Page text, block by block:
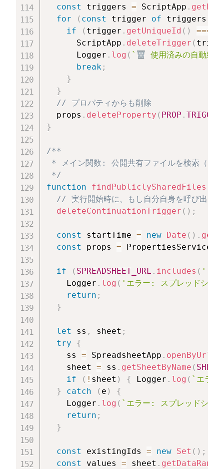
const triggers = ScriptApp .
for
( const trigger of triggers
if
( trigger . getUniqueId ( ) ===
      ScriptApp
. deleteTrigger (
      Logger
. log ( `
使用済みの自動継
break ;
}
}
// プロパティからも削除
  props
. deleteProperty ( PROP .
}
/**
* メイン関数: 公開共有ファイルを検索（自動
*/
function
findPubliclySharedFiles
// 実行開始時に、もし自分自身を呼び出し
deleteContinuationTrigger ( ) ;
const startTime = new Date ( ) .
const
props = PropertiesService
if ( SPREADSHEET_URL . includes ( '【'
    Logger
. log ( 'エラー: スプレッドシー
return ;
}
let ss , sheet ;
try
{
    ss
= SpreadsheetApp . openByUrl
    sheet
= ss . getSheetByName (
if
( ! sheet ) { Logger . log ( ` エラ
}
catch ( e )
{
    Logger
. log ( ` エラー: スプレッドシー
return ;
}
const existingIds = new Set ( ) ;
const
values = sheet . getDataRange